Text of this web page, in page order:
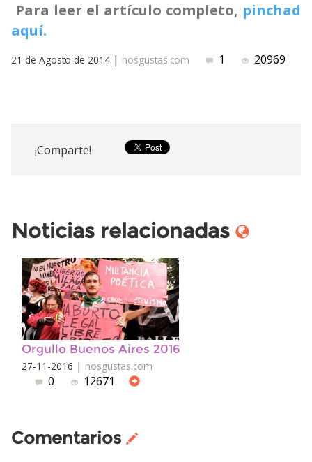
Para leer el artículo completo, pinchad
aquí.
21 de Agosto de 2014 | nosgustas.com 1 20969
¡Comparte!
Noticias relacionadas
Orgullo Buenos Aires 2016
27-11-2016 | nosgustas.com
0 12671
Comentarios